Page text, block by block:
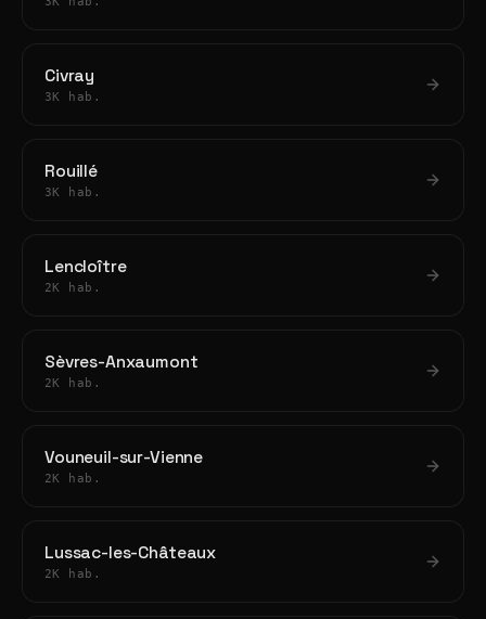
Civray
3K hab.
Rouillé
3K hab.
Lencloître
2K hab.
Sèvres-Anxaumont
2K hab.
Vouneuil-sur-Vienne
2K hab.
Lussac-les-Châteaux
2K hab.